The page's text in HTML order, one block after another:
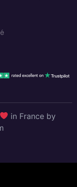
in France by